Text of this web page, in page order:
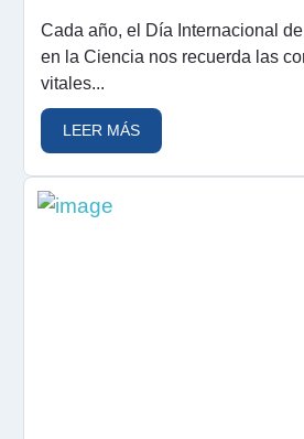
Cada año, el Día Internacional
en la Ciencia nos recuerda las
vitales...
LEER MÁS